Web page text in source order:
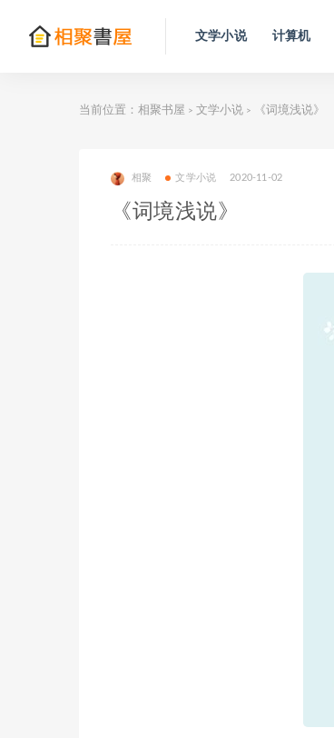
文学小说 计算机
当前位置： 相聚书屋 > 文学小说 > 《词境浅说》
相聚 文学小说 2020-11-02
《词境浅说》